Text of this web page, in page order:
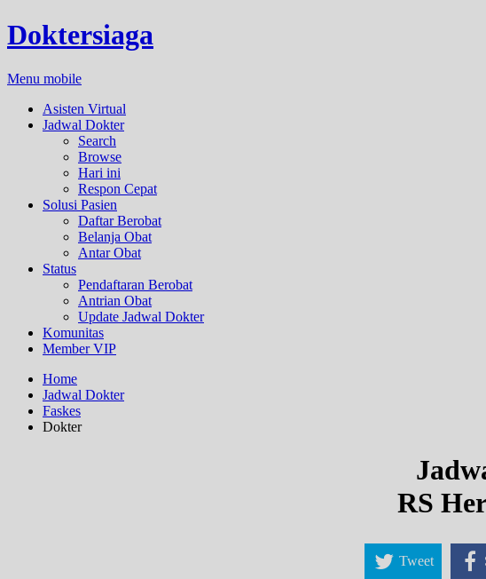
Doktersiaga
Menu mobile
Asisten Virtual
Jadwal Dokter
Search
Browse
Hari ini
Respon Cepat
Solusi Pasien
Daftar Berobat
Belanja Obat
Antar Obat
Status
Pendaftaran Berobat
Antrian Obat
Update Jadwal Dokter
Komunitas
Member VIP
Home
Jadwal Dokter
Faskes
Dokter
RS
Tweet